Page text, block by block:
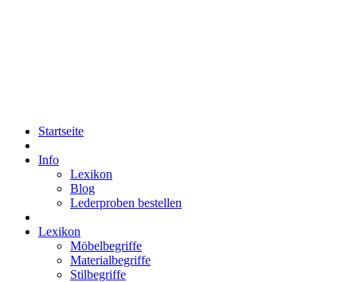
Startseite
Info
Lexikon
Blog
Lederproben bestellen
Lexikon
Möbelbegriffe
Materialbegriffe
Stilbegriffe